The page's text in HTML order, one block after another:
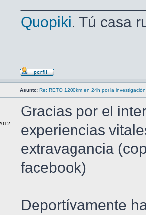
Quopiki. Tú casa
Asunto: Re: RETO 1200km en 24h por la
Gracias por el
experiencias
extravagancia
facebook)
Deportívamente